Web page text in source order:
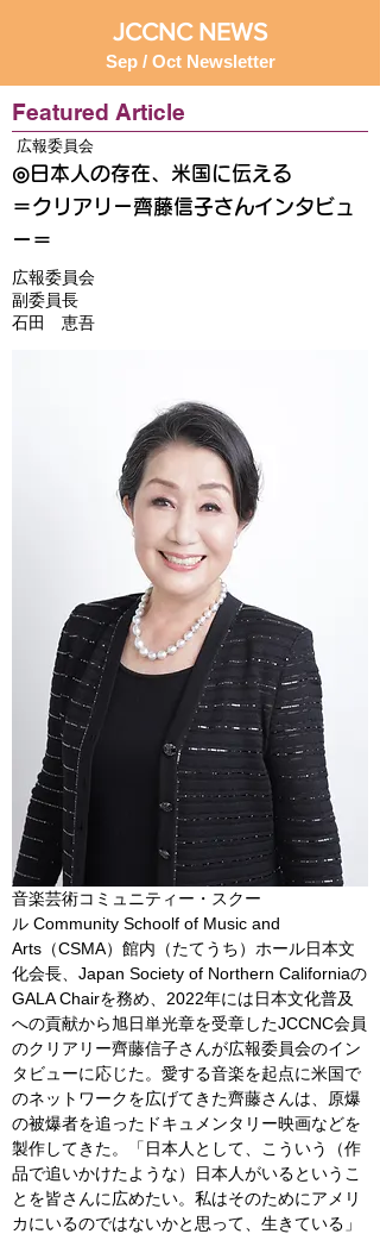
JCCNC NEWS
Sep / Oct Newsletter
Featured Article
広報委員会
◎日本人の存在、米国に伝える
＝クリアリー齊藤信子さんインタビュ
ー＝
広報委員会
副委員長
石田 恵吾
音楽芸術コミュニティー・スクー
ル Community Schoolf of Music and
Arts （CSMA）館内（たてうち）ホール日本文
化会長、 Japan Society of Northern Californiaの
GALA Chairを務め、 2022年には日本文化普及
への貢献から旭日単光章を受章したJCCNC会員
のクリアリー齊藤信子さんが広報委員会のイン
タビューに応じた。愛する音楽を起点に米国で
のネットワークを広げてきた齊藤さんは、原爆
の被爆者を追ったドキュメンタリー映画などを
製作してきた。「日本人として、こういう（作
品で追いかけたような）日本人がいるというこ
とを皆さんに広めたい。私はそのためにアメリ
カにいるのではないかと思って、生きている」